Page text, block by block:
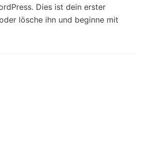
Dies ist dein erster
lösche ihn und beginne mit